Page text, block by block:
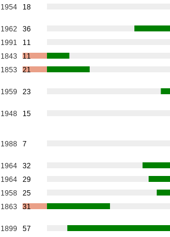
1954 18
1962
36
1991
11
1843
11
1853 21
1959 23
1948 15
1988 7
1964
32
1964
29
1958
25
1863 31
1899
57